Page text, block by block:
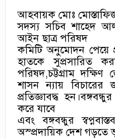
আহবায়ক মোঃ
সদস্য সচিব শাহেদ
আইন ছাত্র পরিষদ
কমিটি অনুমোদন পেয়ে
হাতকে সুপ্রসারিত
পরিষদ,চট্টগ্রাম
শাসন ন্যায়
প্রতিজ্ঞাবদ্ধ
করে যাবে
এবং বঙ্গবন্ধুর
অস্প্রদায়িক দেশ গড়তে